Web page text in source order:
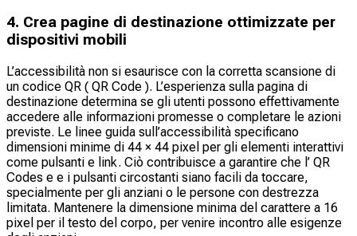
4. Crea pagine di destinazione ottimizzate per
dispositivi mobili
L’accessibilità non si esaurisce con la corretta scansione di
un codice QR ( QR Code ). L’esperienza sulla pagina di
destinazione determina se gli utenti possono effettivamente
accedere alle informazioni promesse o completare le azioni
previste. Le linee guida sull’accessibilità specificano
dimensioni minime di 44 × 44 pixel per gli elementi interattivi
come pulsanti e link. Ciò contribuisce a garantire che l’ QR
Codes e e i pulsanti circostanti siano facili da toccare,
specialmente per gli anziani o le persone con destrezza
limitata. Mantenere la dimensione minima del carattere a 16
pixel per il testo del corpo, per venire incontro alle esigenze